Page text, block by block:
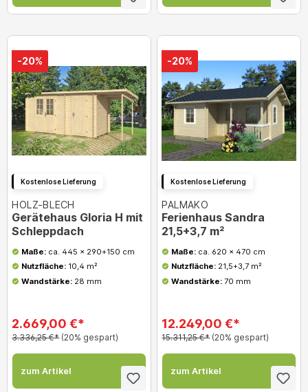
-20%
Kostenlose Lieferung
HOLZ-BLECH
Gerätehaus Gloria H mit
Schleppdach
Maße:ca. 445 x 290+150 cm
Nutzfläche: 10,4 m²
Wandstärke: 28 mm
2.669,00 €*
3.336,25 €* (20% gespart)
zum Artikel
-20%
Kostenlose Lieferung
PALMAKO
Ferienhaus Sandra
21,5+3,7 m²
Maße: ca. 620 x 470 cm
Nutzfläche:21,5+3,7 m²
Wandstärke: 70 mm
12.249,00 €*
15.311,25 €* (20% gespart)
zum Artikel